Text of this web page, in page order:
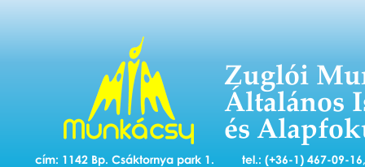
Zuglói
Általános
és
cím: 1142 Bp. Csáktornya park 1. tel.: (+36-1) 467-09-